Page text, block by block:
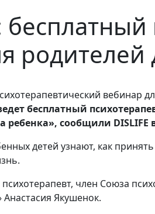
бесплатный
ребенка», сообщили
детей узнают, как
член Союза
Анастасия Якушенок.